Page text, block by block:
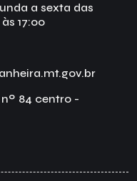
a sexta das
17:00
84 centro -